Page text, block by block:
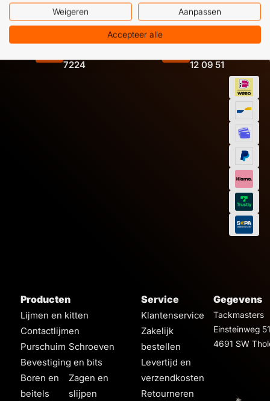
HULP OF ADVIES NODIG?
Klantenservice
7224
WhatsApp
12 09 51
BETAAL
EN SNEL
Producten
Lijmen en kitten
Contactlijmen
Purschuim Schroeven
Bevestiging en bits
Boren en
beitels
Zagen en
slijpen
Service
Klantenservice
Zakelijk
bestellen
Levertijd en
verzendkosten
Retourneren
Gegevens
Tackmasters
Einsteinweg 51
4691 SW
Weigeren Aanpassen
Accepteer alle